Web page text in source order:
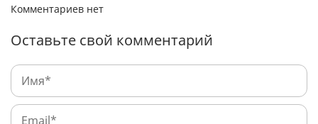
Комментариев нет
Оставьте свой комментарий